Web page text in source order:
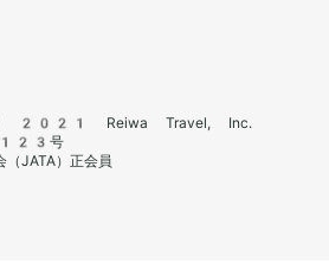
© 2021 Reiwa Travel, Inc.
2123号
（JATA）正会員